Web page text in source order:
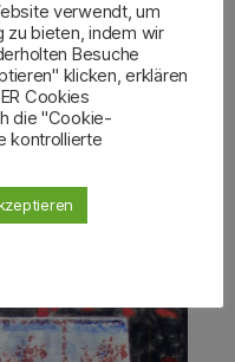
verwendt, um
zu bieten, indem wir
Besuche
klicken, erklären
Cookies
die "Cookie-
kontrollierte